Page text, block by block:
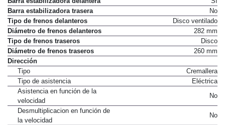
Barra estabilizadora trasera
No
Tipo de frenos delanteros
Disco ventilado
Diámetro de frenos delanteros
282 mm
Tipo de frenos traseros
Disco
Diámetro de frenos traseros
260 mm
Dirección
Tipo
Cremallera
Tipo de asistencia
Eléctrica
Asistencia en función de la
velocidad
No
Desmultiplicacion en función de
la velocidad
No